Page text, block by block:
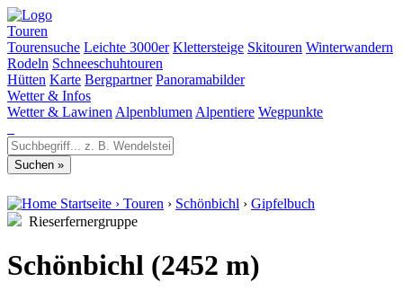
Touren
Tourensuche Leichte 3000er Klettersteige Skitouren Winterwandern
Rodeln Schneeschuhtouren
Hütten Karte Bergpartner Panoramabilder
Wetter & Infos
Wetter & Lawinen Alpenblumen Alpentiere Wegpunkte
Startseite › Touren › Schönbichl › Gipfelbuch
Rieserfernergruppe
Schönbichl (2452 m)